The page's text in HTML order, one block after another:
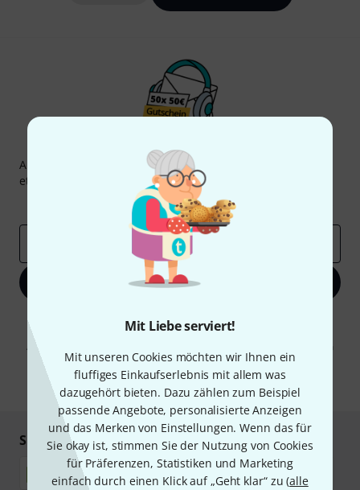
Mit Liebe serviert!
Mit unseren Cookies möchten wir Ihnen ein
fluffiges Einkaufserlebnis mit allem was
dazugehört bieten. Dazu zählen zum Beispiel
passende Angebote, personalisierte Anzeigen
und das Merken von Einstellungen. Wenn das für
Sie okay ist, stimmen Sie der Nutzung von Cookies
für Präferenzen, Statistiken und Marketing
einfach durch einen Klick auf „Geht klar“ zu (alle
Thomann Newsletter
Abonniere den Thomann Newsletter und gewinne mit
etwas Glück einen von
50 Gutscheinen
Inspirierende Beiträge
Deals Thomann Insights
Jetzt anmelden
Mit Klick auf „Jetzt anmelden“ stimmen Sie dem Erhalt von E-Mail-
Werbung und einer Messung des E-Mail-Nutzungsverhaltens zu. Die
Abmeldung ist jederzeit möglich. Weitere Informationen finden Sie in
unserenDatenschutzhinweisen.
* Pflichtfeld
Sicher einkaufen & bezahlen